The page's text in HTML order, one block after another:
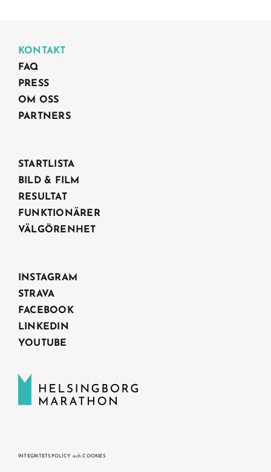
KONTAKT
FAQ
PRESS
OM OSS
PARTNERS
STARTLISTA
BILD & FILM
RESULTAT
FUNKTIONÄRER
VÄLGÖRENHET
INSTAGRAM
STRAVA
FACEBOOK
LINKEDIN
YOUTUBE
INTEGRITETSPOLICY och COOKIES